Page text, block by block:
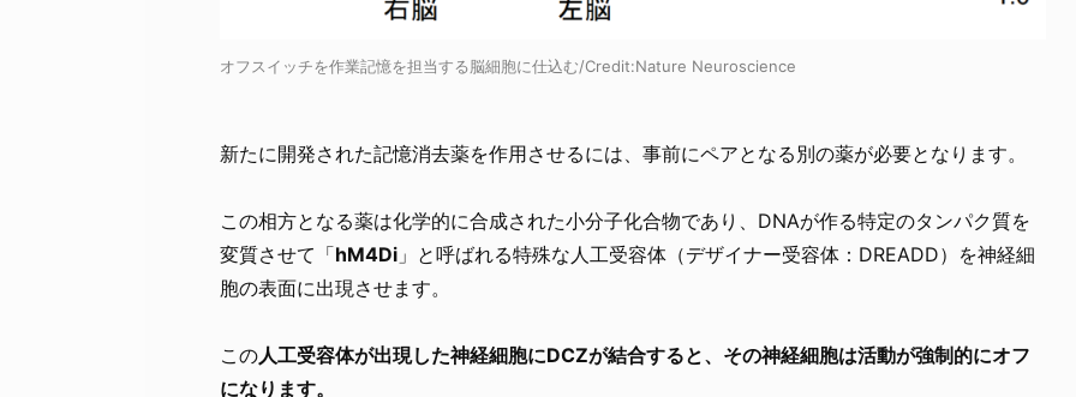
オフスイッチを作業記憶を担当する脳細胞に仕込む/Credit:Nature Neuroscience
新たに開発された記憶消去薬を作用させるには、事前にペアとなる別の薬が必要となります。
この相方となる薬は化学的に合成された小分子化合物であり、DNAが作る特定のタンパク質を
変質させて「hM4Di 」と呼ばれる特殊な人工受容体（デザイナー受容体：DREADD）を神経細
胞の表面に出現させます。
この人工受容体が出現した神経細胞にDCZが結合すると、その神経細胞は活動が強制的にオフ
になります。